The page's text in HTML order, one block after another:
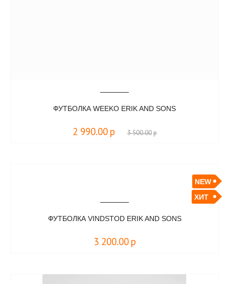
ФУТБОЛКА WEEKO ERIK AND SONS
2 990.00 р 3 500.00р
NEW
ХИТ
ФУТБОЛКА VINDSTOD ERIK AND SONS
3 200.00 р